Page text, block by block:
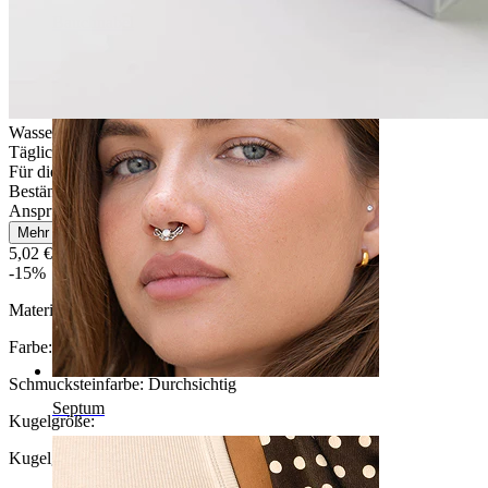
Septum
Wasserfest
Tägliches Tragen
Für die meisten Hauttypen
Beständig
Anspruchsvoll
Mehr lesen
5,02 € 5,90 €
-15%
Material: Chirurgenstahl
Farbe: Silber
Schmucksteinfarbe: Durchsichtig
Kugelgröße:
Kugelgröße auswählen